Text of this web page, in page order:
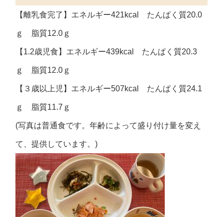
【離乳食完了】エネルギー421kcal たんぱく質20.0
ｇ 脂質12.0ｇ
【1.2歳児食】エネルギー439kcal たんぱく質20.3
ｇ 脂質12.0ｇ
【３歳以上児】エネルギー507kcal たんぱく質24.1
ｇ 脂質11.7ｇ
(写真は普通食です。年齢によって盛り付け量を変え
て、提供しています。)